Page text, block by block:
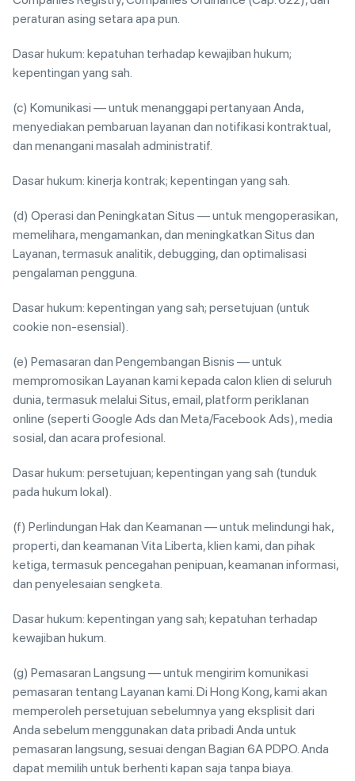
peraturan asing setara apa pun.
Dasar hukum: kepatuhan terhadap kewajiban hukum;
kepentingan yang sah.
(c) Komunikasi — untuk menanggapi pertanyaan Anda,
menyediakan pembaruan layanan dan notifikasi kontraktual,
dan menangani masalah administratif.
Dasar hukum: kinerja kontrak; kepentingan yang sah.
(d) Operasi dan Peningkatan Situs — untuk mengoperasikan,
memelihara, mengamankan, dan meningkatkan Situs dan
Layanan, termasuk analitik, debugging, dan optimalisasi
pengalaman pengguna.
Dasar hukum: kepentingan yang sah; persetujuan (untuk
cookie non-esensial).
(e) Pemasaran dan Pengembangan Bisnis — untuk
mempromosikan Layanan kami kepada calon klien di seluruh
dunia, termasuk melalui Situs, email, platform periklanan
online (seperti Google Ads dan Meta/Facebook Ads), media
sosial, dan acara profesional.
Dasar hukum: persetujuan; kepentingan yang sah (tunduk
pada hukum lokal).
(f) Perlindungan Hak dan Keamanan — untuk melindungi hak,
properti, dan keamanan Vita Liberta, klien kami, dan pihak
ketiga, termasuk pencegahan penipuan, keamanan informasi,
dan penyelesaian sengketa.
Dasar hukum: kepentingan yang sah; kepatuhan terhadap
kewajiban hukum.
(g) Pemasaran Langsung — untuk mengirim komunikasi
pemasaran tentang Layanan kami. Di Hong Kong, kami akan
memperoleh persetujuan sebelumnya yang eksplisit dari
Anda sebelum menggunakan data pribadi Anda untuk
pemasaran langsung, sesuai dengan Bagian 6A PDPO. Anda
dapat memilih untuk berhenti kapan saja tanpa biaya.